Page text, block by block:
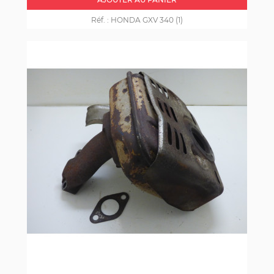
Réf. : HONDA GXV 340 (1)